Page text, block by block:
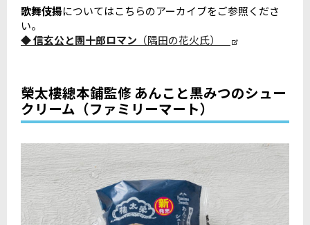
歌舞伎揚についてはこちらのアーカイブをご参照くださ
い。
◆ 信玄公と團十郎ロマン （隅田の花火氏）
榮太樓總本鋪監修 あんこと黒みつのシュー
クリーム（ファミリーマート）